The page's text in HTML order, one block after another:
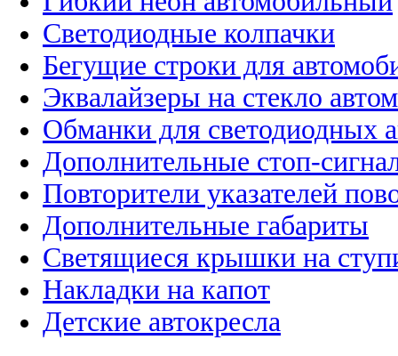
Светодиодные колпачки
Бегущие строки для
Эквалайзеры на стекло
Обманки для светодиодных
Дополнительные стоп-
Повторители указателей
Дополнительные габариты
Светящиеся крышки на
Накладки на капот
Детские автокресла